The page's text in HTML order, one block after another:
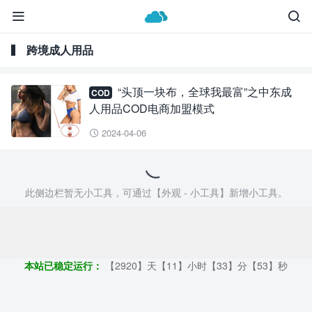


跨境成人用品
COD
“头顶一块布，全球我最富”之中东成
人用品COD电商加盟模式
 2024-04-06
此侧边栏暂无小工具，可通过【外观 - 小工具】新增小工具。
本站已稳定运行：
【2920】天【11】小时【33】分【53】秒